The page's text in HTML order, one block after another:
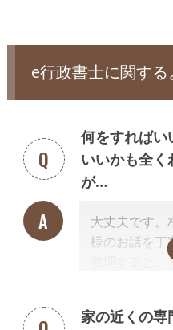
相続人調査は、被相続人の出生か
合によっては被相続人の尊属の
収集して行います。 なお、相続
手続きでも必要となります。
義変更手続き）の前提業務とし
相続財産調査、財産目録の
遺産分割するにはどのような相続
財産の調査によって、思わぬ財産
あったことが発覚することがあり
相続手続きの前提業務として相
相続放棄、遺産分割方法や遺
他の相続人との交渉
e行政書士に関す
何をすればい
いいかも全
が…
大丈夫です。
様のお話を丁
整理すると
家の近くの専